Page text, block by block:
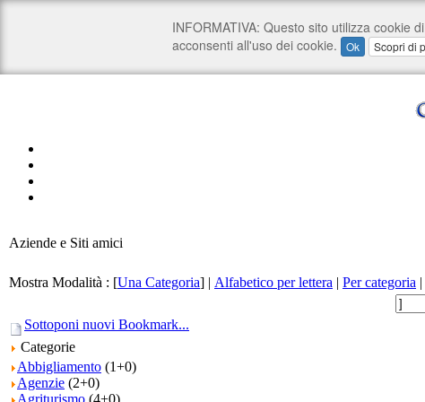
Aziende e Siti amici
Mostra Modalità : [Una Categoria] | Alfabetico per lettera | Per categoria |
Sottoponi nuovi Bookmark...
Categorie
Abbigliamento (1+0)
Agenzie (2+0)
Agriturismo (4+0)